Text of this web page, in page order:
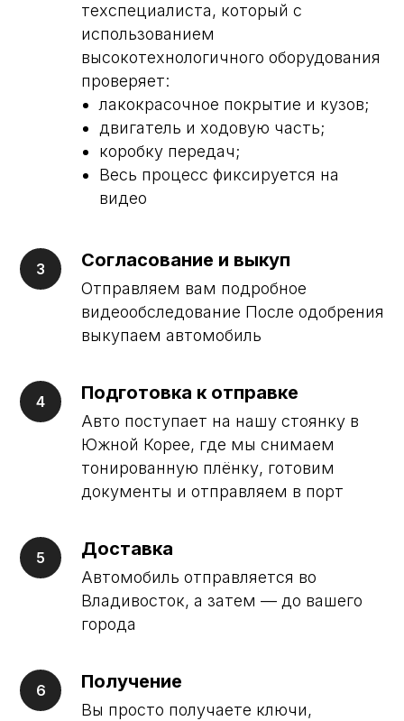
техспециалиста, который с
использованием
высокотехнологичного оборудования
проверяет:
лакокрасочное покрытие и кузов;
двигатель и ходовую часть;
коробку передач;
Весь процесс фиксируется на
видео
Согласование и выкуп
Отправляем вам подробное
видеообследование После одобрения
выкупаем автомобиль
Подготовка к отправке
Авто поступает на нашу стоянку в
Южной Корее, где мы снимаем
тонированную плёнку, готовим
документы и отправляем в порт
Доставка
Автомобиль отправляется во
Владивосток, а затем — до вашего
города
Получение
Вы просто получаете ключи,
БОЛЕЕ 3 ЛЕТ
ОПЫТА НА РЫНКЕ
РАБОТАЕМ ЧЕСТНО И ПРОЗРАЧНО
Мы — компания LES AUTO EXPORT,
основанный Эвелиной Лим. Наша команда
специализируется на экспорте автомобилей и
спецтехники из Кореи и Китая, контролируя
Главный принцип нашей работы —
надёжность и прозрачность. Каждый
автомобиль проходит техническую проверку
и страхуется на всех этапах доставки.